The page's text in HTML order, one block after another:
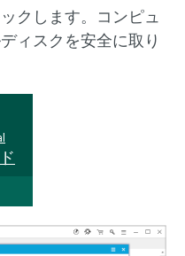
クします。コンピュ
ィスクを安全に取り